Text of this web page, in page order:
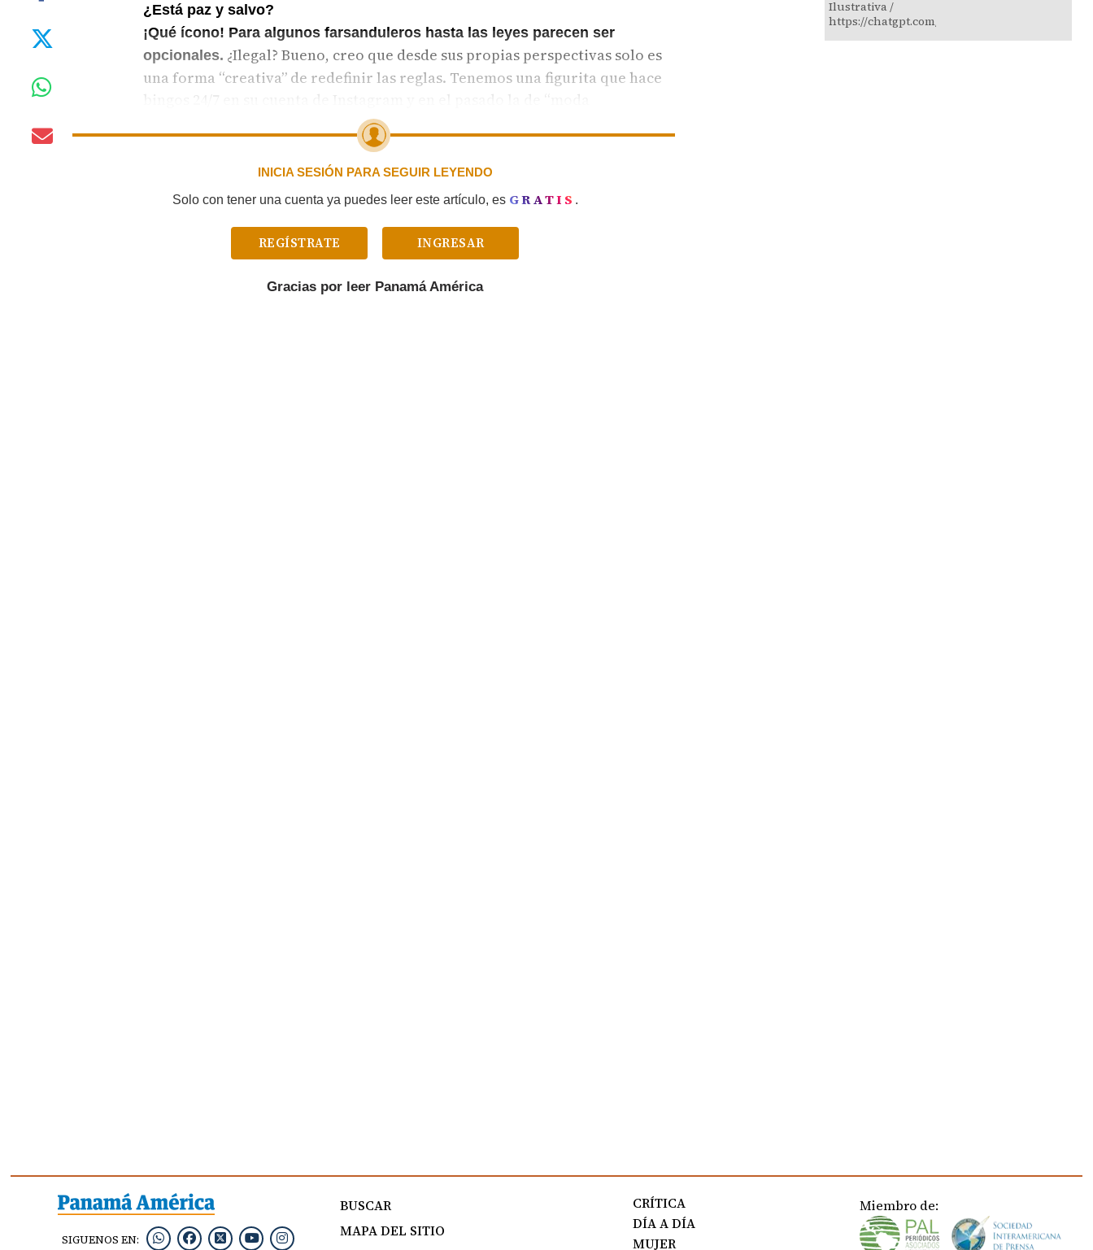
¿Está paz y salvo?
¡Qué ícono! Para algunos farsanduleros hasta las leyes parecen ser
opcionales. ¿Ilegal? Bueno, creo que desde sus propias perspectivas solo es
una forma “creativa” de redefinir las reglas. Tenemos una figurita que hace
bingos 24/7 en su cuenta de Instagram y en el pasado la de “moda
colombiana” fue citada por la JCJ. Ahora, la “Pantera” también está en lo
mismo...
INICIA SESIÓN PARA SEGUIR LEYENDO
Solo con tener una cuenta ya puedes leer este artículo, es GRATIS .
REGÍSTRATE INGRESAR
Gracias por leer Panamá América
SIGUENOS EN:
BUSCAR
MAPA DEL SITIO
CRÍTICA
DÍA A DÍA
MUJER
Miembro de: